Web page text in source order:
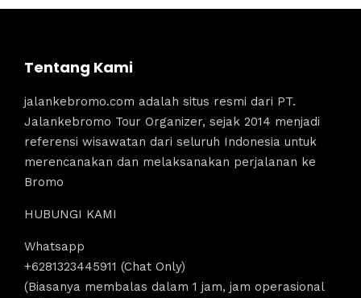
Tentang Kami
jalankebromo.com adalah situs resmi dari PT.
Jalankebromo Tour Organizer, sejak 2014 menjadi
referensi wisawatan dari seluruh Indonesia untuk
merencanakan dan melaksanakan perjalanan ke
Bromo
HUBUNGI KAMI
Whatsapp
+6281323445911 (Chat Only)
(Biasanya membalas dalam 1 jam, jam operasional